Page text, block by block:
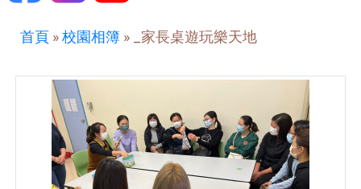
首頁 »校園相簿 » _家長桌遊玩樂天地